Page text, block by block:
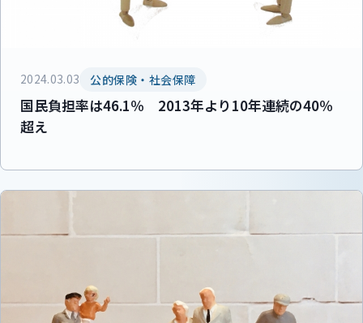
2024.03.03 公的保険・社会保障
国民負担率は46.1％ 2013年より10年連続の40％
超え